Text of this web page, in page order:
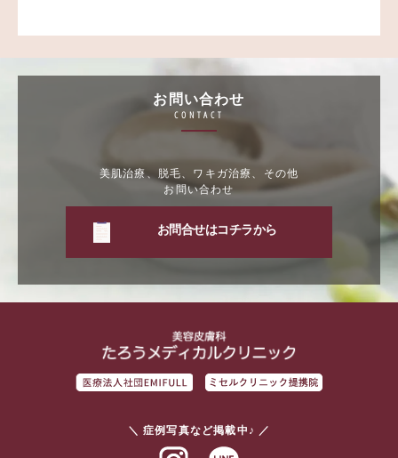
お問い合わせ
CONTACT
美肌治療、脱毛、ワキガ治療、その他
お問い合わせ
お問合せはコチラから
＼ 症例写真など掲載中♪ ／
インスタグラム